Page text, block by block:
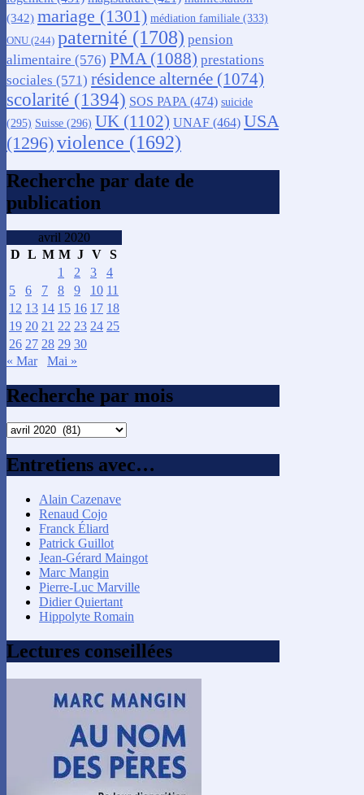
(342) mariage (1301) médiation familiale (333)
ONU (244) paternité (1708) pension
alimentaire (576) PMA(1088) prestations
sociales (571) résidence alternée (1074)
scolarité (1394) SOS PAPA(474) suicide
(295) Suisse (296) UK (1102) UNAF (464) USA
(1296)violence (1692)
Recherche par date de
publication
avril 2020
D L M M J V S
1
2 3
4
5
6 7 8 9 10 11
12 13 14 15 16 17 18
19 20 21 22 23 24 25
26 27 28 29 30
« Mar
Mai »
Recherche par mois
Recherche
mois
Entretiens avec…
Alain Cazenave
Renaud Cojo
Franck Éliard
Patrick Guillot
Jean-Gérard Maingot
Marc Mangin
Pierre-Luc Marville
Didier Quiertant
Hippolyte Romain
Lectures conseillées